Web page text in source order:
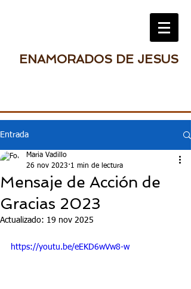
ENAMORADOS DE JESUS
Entrada
Mensaje de Acción de
Gracias 2023
Maria Vadillo
26 nov 2023 1 min de lectura
Actualizado: 19 nov 2025
https://youtu.be/eEKD6wVw8-w